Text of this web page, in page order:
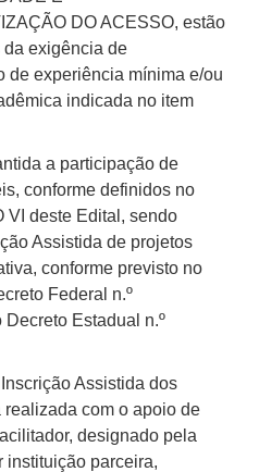
DO ACESSO, estão
exigência de
de experiência mínima e/ou
indicada no item
a participação de
conforme definidos no
VI deste Edital, sendo
Assistida de projetos
conforme previsto no
Federal n.º
Decreto Estadual n.º
Assistida dos
realizada com o apoio de
designado pela
instituição parceira,